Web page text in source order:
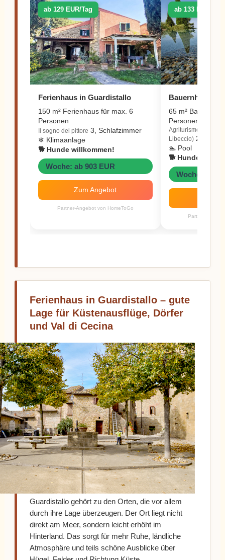
ab 129 EUR/Tag
Ferienhaus in Guardistallo
150 m² Ferienhaus für max. 6
Personen
Il sogno del pittore 3, Schlafzimmer
❄ Klimaanlage
🐕 Hunde willkommen!
Woche: ab 903 EUR
Zum Angebot
Partner-Angebot von HomeToGo
ab 133 EUR/Tag
Bauernhof in
65 m²
Personen
Agriturismo Ai
Libeccio)2,
🏊 Pool
🐕 Hunde
Woche: ab
Partner-
Ferienhaus in Guardistallo – gute
Lage für Küstenausflüge, Dörfer
und Val di Cecina
Guardistallo gehört zu den Orten, die vor allem
durch ihre Lage überzeugen. Der Ort liegt nicht
direkt am Meer, sondern leicht erhöht im
Hinterland. Das sorgt für mehr Ruhe, ländliche
Atmosphäre und teils schöne Ausblicke über